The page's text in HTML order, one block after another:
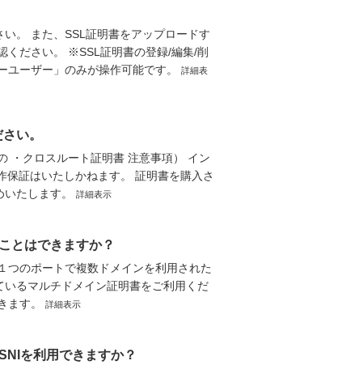
。 また、SSL証明書をアップロードす
ください。 ※SSL証明書の登録/編集/削
ユーザー」のみが操作可能です。
詳細表
い。
・クロスルート証明書 注意事項） イン
証はいたしかねます。 証明書を購入さ
たします。
詳細表示
とはできますか？
つのポートで複数ドメインを利用された
るマルチドメイン証明書をご利用くだ
ます。
詳細表示
を利用できますか？